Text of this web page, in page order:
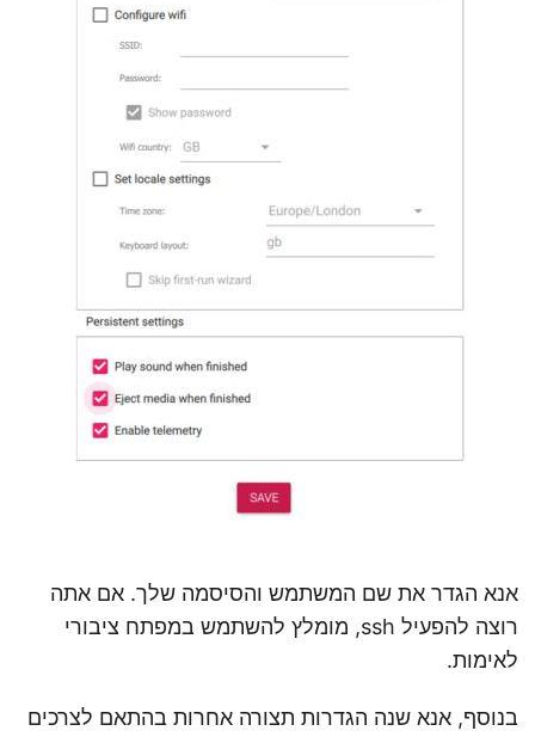
אנא הגדר את שם המשתמש והסיסמה שלך. אם אתה
רוצה להפעיל ssh, מומלץ להשתמש במפתח ציבורי
לאימות.
בנוסף, אנא שנה הגדרות תצורה אחרות בהתאם לצרכים